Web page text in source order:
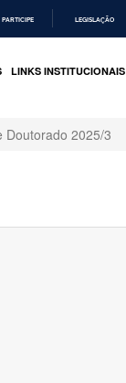
PARTICIPE LEGISLAÇÃO
LINKS INSTITUCIONAIS
Doutorado 2025/3